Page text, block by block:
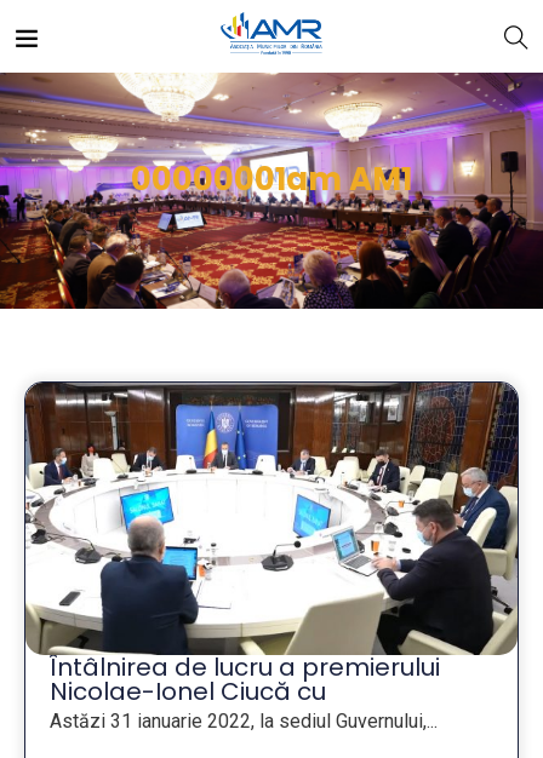
00000001am AM1
Întâlnirea de lucru a premierului
Nicolae-Ionel Ciucă cu
reprezentanții structurilor asociative
ale administrației publice locale
Astăzi 31 ianuarie 2022, la sediul Guvernului,...